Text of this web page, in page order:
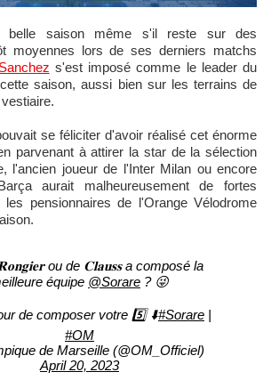
moyennes lors de ses derniers matchs
s'est imposé comme le leader du
saison, aussi bien sur les terrains de
se féliciter d'avoir réalisé cet énorme
parvenant à attirer la star de la sélection
l'ancien joueur de l'Inter Milan ou encore
aurait malheureusement de fortes
pensionnaires de l'Orange Vélodrome
ou de 𝐂𝐥𝐚𝐮𝐬𝐬 a composé la
équipe @Sorare ? 😜
de composer votre 5️⃣ ⬇️#Sorare |
#OM
de Marseille (@OM_Officiel)
April 20, 2023